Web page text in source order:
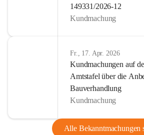
149331/2026-12
Kundmachung
Fr., 17. Apr. 2026
Kundmachungen auf
Amtstafel über die
Bauverhandlung
Kundmachung
Alle Bekanntmachungen